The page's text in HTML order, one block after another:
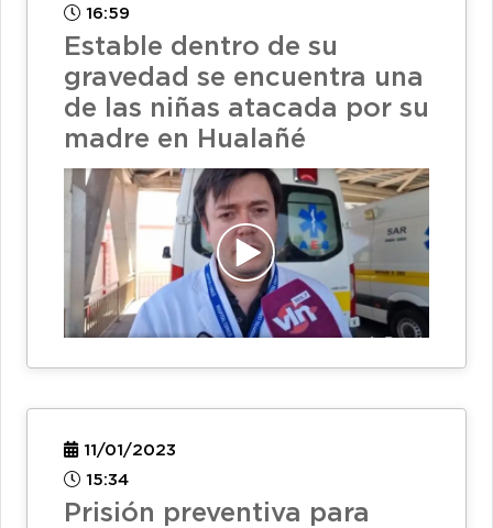
16:59
Estable dentro de su
gravedad se encuentra una
de las niñas atacada por su
madre en Hualañé
11/01/2023
15:34
Prisión preventiva para